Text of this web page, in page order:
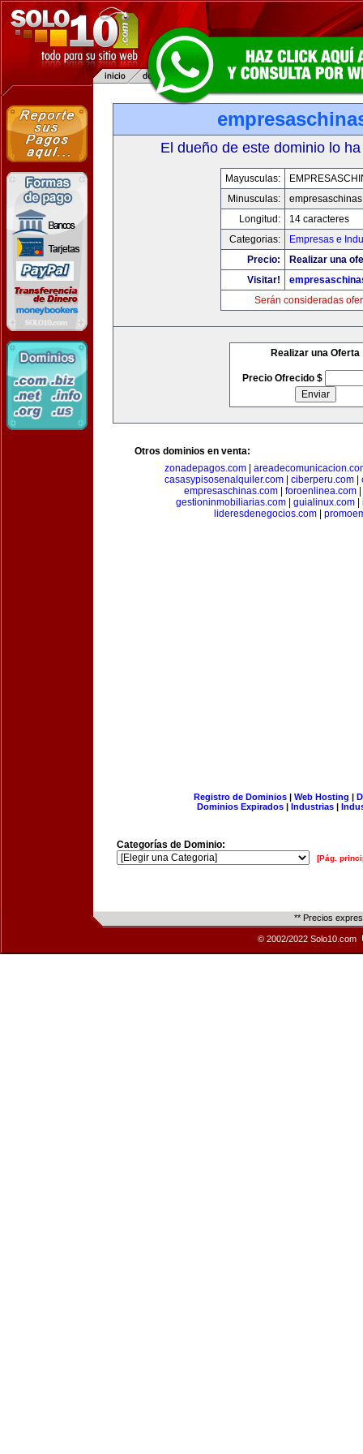
El dueño de este dominio lo
Mayusculas:
Minusculas:
Longitud:
14 caracteres
Categorias:
Empresas e
Precio:
Realizar una
Visitar!
Serán consideradas
Realizar una Oferta
Precio Ofrecido $
Otros dominios en venta:
zonadepagos.com|
casasypisosenalquiler.com
ciberperu.com
empresaschinas.com| foroenlinea.com|
gestioninmobiliarias.com| guialinux.com|
lideresdenegocios.com|
Registro de Dominios| Web Hosting |
Dominios Expirados | Industrias |
Categorías de Dominio:
[Pág.
** Precios
© 2002/2022 Solo10.com